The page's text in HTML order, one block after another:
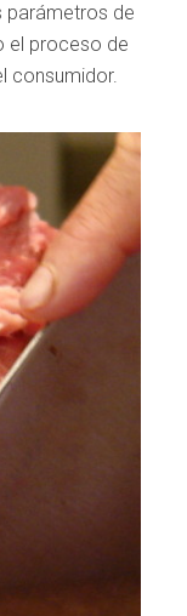
parámetros de
el proceso de
consumidor.